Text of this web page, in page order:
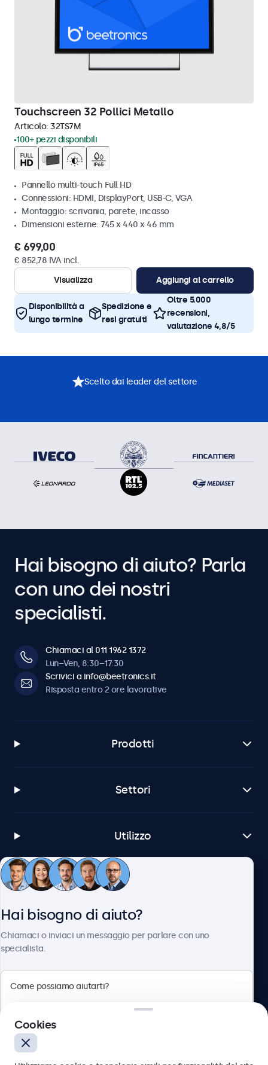
Touchscreen 32 Pollici Metallo
Articolo: 32TS7M
100+ pezzi disponibili
Pannello multi-touch Full HD
Connessioni: HDMI, DisplayPort, USB-C, VGA
Montaggio: scrivania, parete, incasso
Dimensioni esterne: 745 x 440 x 46 mm
€ 699,00
€ 852,78 IVA incl.
Visualizza
Aggiungi al carrello
Disponibilità a
lungo termine
Spedizione e
resi gratuiti
Oltre 5.000
recensioni,
valutazione 4,8/5
Scelto dai leader del settore
Hai bisogno di aiuto? Parla
con uno dei nostri
specialisti.
Chiamaci al 011 1962 1372
Lun–Ven, 8:30–17:30
Scrivici a info@beetronics.it
Risposta entro 2 ore lavorative
Prodotti
Settori
Utilizzo
Servizio Clienti
Hai bisogno di aiuto?
Chiamaci o inviaci un messaggio per parlare con uno
specialista.
Cookies